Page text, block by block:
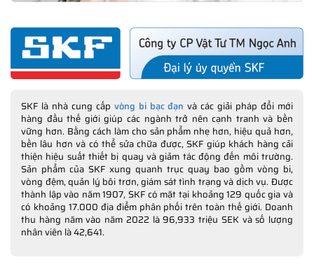
SKF là nhà cung cấp vòng bi bạc đạn và các giải pháp đổi mới
hàng đầu thế giới giúp các ngành trở nên cạnh tranh và bền
vững hơn. Bằng cách làm cho sản phẩm nhẹ hơn, hiệu quả hơn,
bền lâu hơn và có thể sửa chữa được, SKF giúp khách hàng cải
thiện hiệu suất thiết bị quay và giảm tác động đến môi trường.
Sản phẩm của SKF xung quanh trục quay bao gồm vòng bi,
vòng đệm, quản lý bôi trơn, giám sát tình trạng và dịch vụ. Được
thành lập vào năm 1907, SKF có mặt tại khoảng 129 quốc gia và
có khoảng 17.000 địa điểm phân phối trên toàn thế giới. Doanh
thu hàng năm vào năm 2022 là 96,933 triệu SEK và số lượng
nhân viên là 42,641.